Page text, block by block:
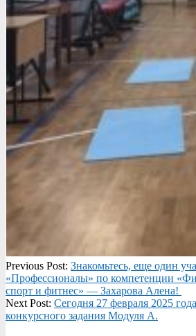
2025-
02-
27
Previous Post: Знакомьтесь, еще один
«Профессионалы» по компетенции
спорт и фитнес» — Захарова Алена!
Next Post: Сегодня 27 февраля 2025
конкурсного задания Модуля А.